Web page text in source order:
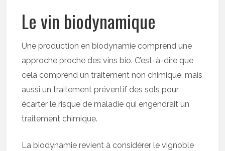
Le vin biodynamique
Une production en biodynamie comprend une
approche proche des vins bio. C’est-à-dire que
cela comprend un traitement non chimique, mais
aussi un traitement préventif des sols pour
écarter le risque de maladie qui engendrait un
traitement chimique.
La biodynamie revient à considérer le vignoble